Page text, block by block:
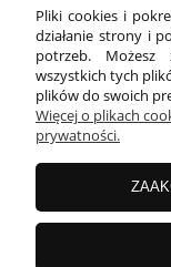
Pliki cookies i
działanie strony i
potrzeb. Możesz
wszystkich tych
plików do swoich
Więcej o plikach
prywatności.